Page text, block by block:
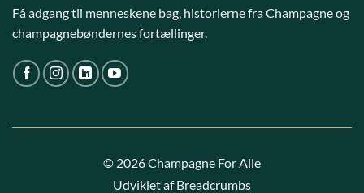
Få adgang til menneskene bag, historierne fra Champagne og
champagnebøndernes fortællinger.
© 2026 Champagne For Alle
Udviklet af Breadcrumbs